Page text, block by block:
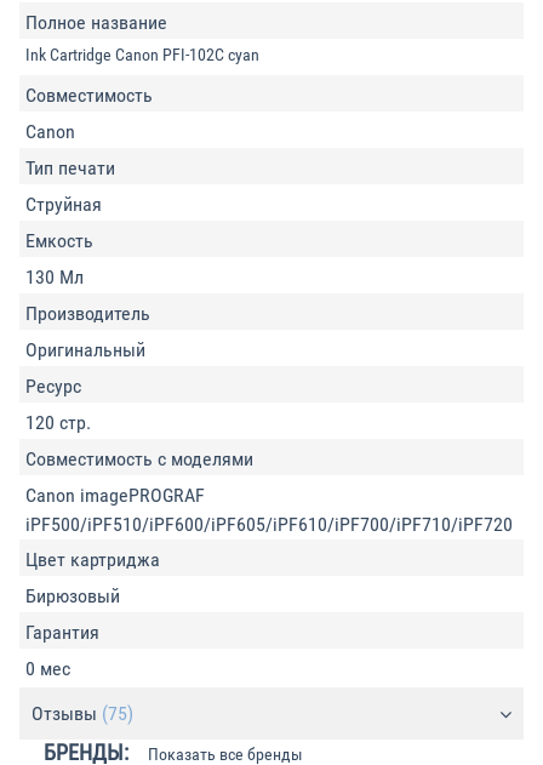
Полное название
Ink Cartridge Canon PFI-102C cyan
Совместимость
Canon
Тип печати
Струйная
Емкость
130 Мл
Производитель
Оригинальный
Ресурс
120 стр.
Совместимость с моделями
Canon imagePROGRAF
iPF500/iPF510/iPF600/iPF605/iPF610/iPF700/iPF710/iPF720
Цвет картриджа
Бирюзовый
Гарантия
0 мес
Отзывы (75)
БРЕНДЫ: Показать все бренды